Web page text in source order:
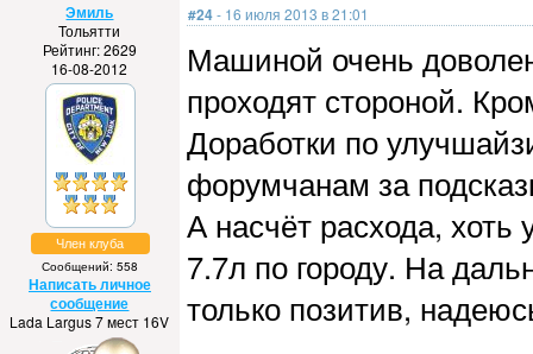
Эмиль
Тольятти
Рейтинг: 2629
16-08-2012
Член клуба
Сообщений: 558
Написать личное
сообщение
Lada Largus 7 мест 16V
#24- 16 июля 2013 в 21:01
Машиной очень
проходят стороной.
Доработки по
форумчанам за
А насчёт расхода,
7.7л по городу. На
только позитив,